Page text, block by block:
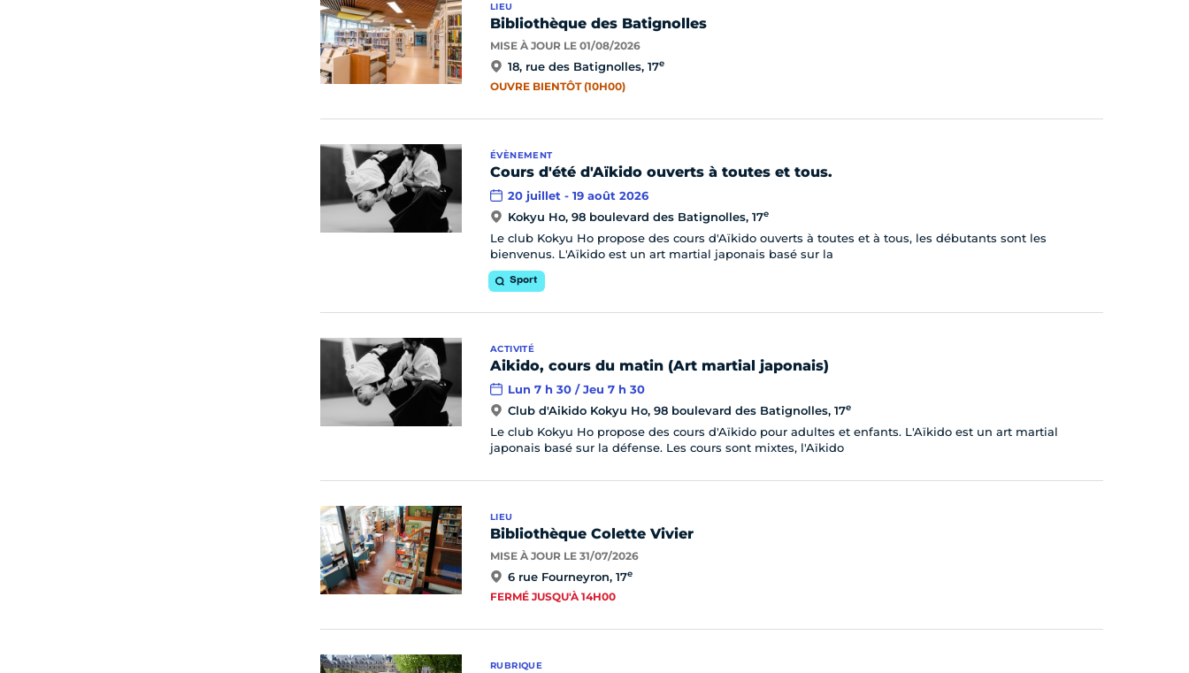
LIEU
Bibliothèque des Batignolles
MISE À JOUR LE 01/08/2026
18, rue des Batignolles, 17e
OUVRE BIENTÔT (10H00)
ÉVÈNEMENT
Cours d'été d'Aïkido ouverts à toutes et tous.
20 juillet - 19 août 2026
Kokyu Ho, 98 boulevard des Batignolles, 17e
Le club Kokyu Ho propose des cours d'Aïkido ouverts à toutes et à tous, les débutants sont les
bienvenus. L'Aïkido est un art martial japonais basé sur la
Sport
ACTIVITÉ
Aikido, cours du matin (Art martial japonais)
Lun 7 h 30 / Jeu 7 h 30
Club d'Aikido Kokyu Ho, 98 boulevard des Batignolles, 17e
Le club Kokyu Ho propose des cours d'Aïkido pour adultes et enfants. L'Aïkido est un art martial
japonais basé sur la défense. Les cours sont mixtes, l'Aïkido
LIEU
Bibliothèque Colette Vivier
MISE À JOUR LE 31/07/2026
6 rue Fourneyron, 17e
FERMÉ JUSQU'À 14H00
RUBRIQUE